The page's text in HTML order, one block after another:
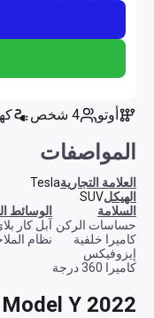
أوتو 4 شخص
المواصفات
العلامة التجاريةTesla
الهيكلSUV
السلامة
حساسات الركن
كاميرا خلفية
إيزوفيكس
كاميرا 360 درجة
الوسائط
آبل كار
نظام
Y 2022